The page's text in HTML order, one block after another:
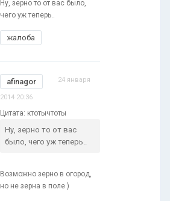
Ну, зерно то от вас было,
чего уж теперь..
жалоба
afinagor 24 января
2014 20:36
Цитата: ктотычтоты
Ну, зерно то от вас
было, чего уж теперь..
Возможно зерно в огород,
но не зерна в поле )